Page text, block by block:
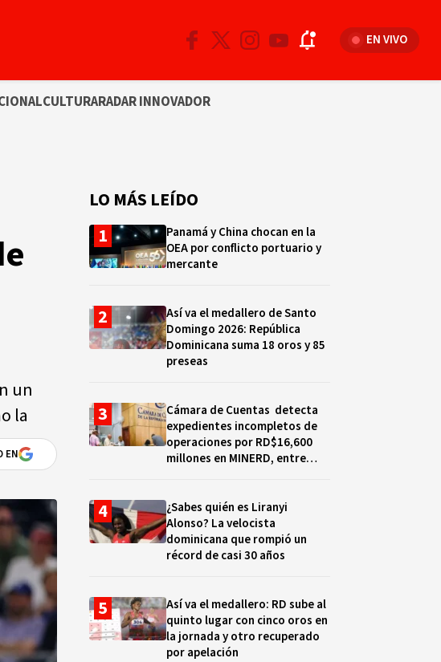
EN VIVO
CULTURARADAR INNOVADOR
un
la
EN
LO MÁS LEÍDO
Panamá y China chocan en la
OEA por conflicto portuario y
mercante
Así va el medallero de Santo
Domingo 2026: República
Dominicana suma 18 oros y 85
preseas
Cámara de Cuentas detecta
expedientes incompletos de
operaciones por RD$16,600
millones en MINERD, entre
¿Sabes quién es Liranyi
Alonso? La velocista
dominicana que rompió un
récord de casi 30 años
Así va el medallero: RD sube al
quinto lugar con cinco oros en
la jornada y otro recuperado
por apelación